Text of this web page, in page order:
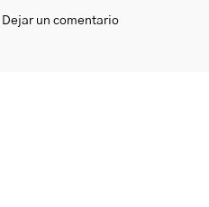
un comentario